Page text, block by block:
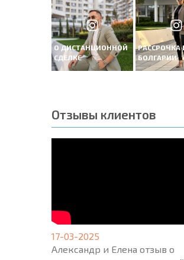
О ДИСТАНЦИОННОЙ
СДЕЛКЕ
РАССРОЧКА
БОЛГАРИИ
Отзывы клиентов
17-03-2025
Александр и Елена отзыв о